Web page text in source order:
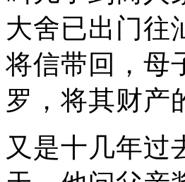
大舍已出门往
将信带回，母
罗，将其财产
又是十几年过